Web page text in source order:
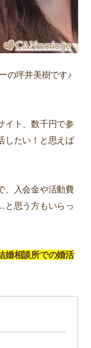
の坪井美樹です♪
イト、数千円で参
したい！と思えば
、入会金や活動費
と思う方もいらっ
婚相談所での婚活